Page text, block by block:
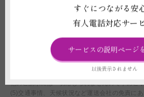
いただくことがございます。
(3)注文フォームでお届け時間帯のご指定いた
規定に伴い、確約はできません。あくまでご希
(4)お届け先地域の最低気温が0度以下または最
気温による配送中の商品の劣化を避ける為、ク
(税抜)）をお薦めいたします。クール便を利用
が、配送中に気温の影響で商品が傷んだ場合、
(5)交通事情、天候状況など運送会社の免責にあ
すぐにつながる安
有人電話対応サー
サービスの説明ページ
以後表示されません